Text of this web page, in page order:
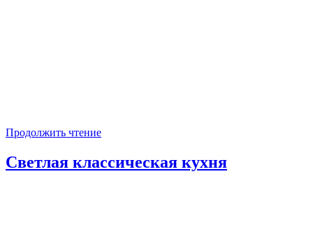
Продолжить чтение
Светлая классическая кухня